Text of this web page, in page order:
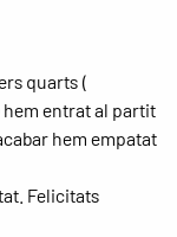
quarts (
hem entrat al partit
hem empatat
Felicitats